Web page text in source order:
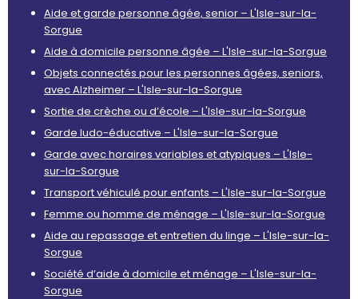
Aide et garde personne âgée, senior – L'Isle-sur-la-
Sorgue
Aide à domicile personne âgée – L'Isle-sur-la-Sorgue
Objets connectés pour les personnes âgées, seniors,
avec Alzheimer – L'Isle-sur-la-Sorgue
Sortie de crèche ou d’école – L'Isle-sur-la-Sorgue
Garde ludo-éducative – L'Isle-sur-la-Sorgue
Garde avec horaires variables et atypiques – L'Isle-
sur-la-Sorgue
Transport véhiculé pour enfants – L'Isle-sur-la-Sorgue
Femme ou homme de ménage – L'Isle-sur-la-Sorgue
Aide au repassage et entretien du linge – L'Isle-sur-la-
Sorgue
Société d’aide à domicile et ménage – L'Isle-sur-la-
Sorgue